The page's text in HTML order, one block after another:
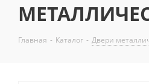
Главная - Каталог - Двери